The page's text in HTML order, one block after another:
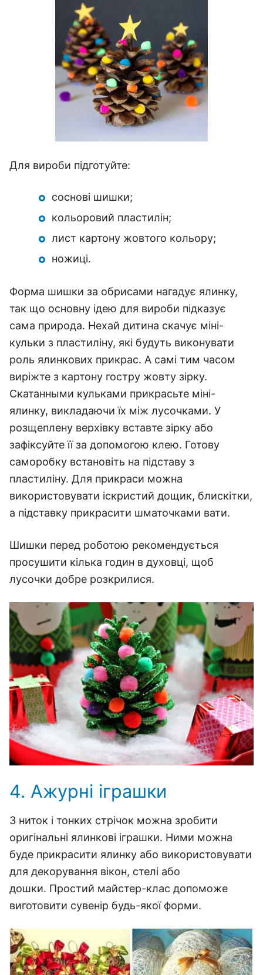
Для вироби підготуйте:
соснові шишки;
кольоровий пластилін;
лист картону жовтого кольору;
ножиці.
Форма шишки за обрисами нагадує ялинку,
так що основну ідею для вироби підказує
сама природа. Нехай дитина скачує міні-
кульки з пластиліну, які будуть виконувати
роль ялинкових прикрас. А самі тим часом
виріжте з картону гостру жовту зірку.
Скатанными кульками прикрасьте міні-
ялинку, викладаючи їх між лусочками. У
розщеплену верхівку вставте зірку або
зафіксуйте її за допомогою клею. Готову
саморобку встановіть на підставу з
пластиліну. Для прикраси можна
використовувати іскристий дощик, блискітки,
а підставку прикрасити шматочками вати.
Шишки перед роботою рекомендується
просушити кілька годин в духовці, щоб
лусочки добре розкрилися.
4. Ажурні іграшки
З ниток і тонких стрічок можна зробити
оригінальні ялинкові іграшки. Ними можна
буде прикрасити ялинку або використовувати
для декорування вікон, стелі або
дошки. Простий майстер-клас допоможе
виготовити сувенір будь-якої форми.